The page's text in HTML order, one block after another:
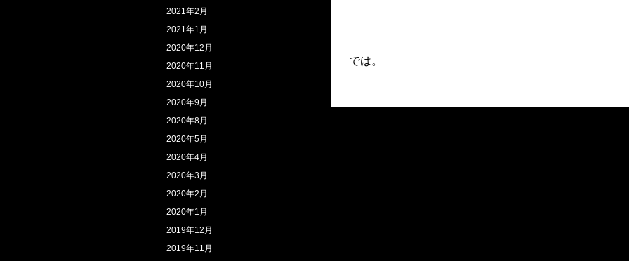
では。
2021年2月
2021年1月
2020年12月
2020年11月
2020年10月
2020年9月
2020年8月
2020年5月
2020年4月
2020年3月
2020年2月
2020年1月
2019年12月
2019年11月